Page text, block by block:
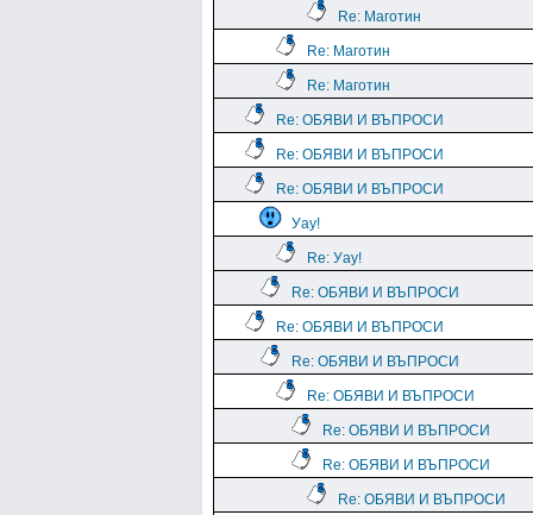
Re: Маготин
Re: Маготин
Re: Маготин
Re: ОБЯВИ И ВЪПРОСИ
Re: ОБЯВИ И ВЪПРОСИ
Re: ОБЯВИ И ВЪПРОСИ
Уау!
Re: Уау!
Re: ОБЯВИ И ВЪПРОСИ
Re: ОБЯВИ И ВЪПРОСИ
Re: ОБЯВИ И ВЪПРОСИ
Re: ОБЯВИ И ВЪПРОСИ
Re: ОБЯВИ И ВЪПРОСИ
Re: ОБЯВИ И ВЪПРОСИ
Re: ОБЯВИ И ВЪПРОСИ